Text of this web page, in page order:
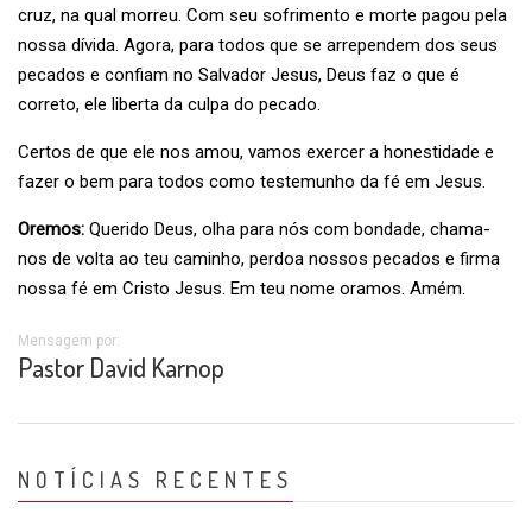
cruz, na qual morreu. Com seu sofrimento e morte pagou pela
nossa dívida. Agora, para todos que se arrependem dos seus
pecados e confiam no Salvador Jesus, Deus faz o que é
correto, ele liberta da culpa do pecado.
Certos de que ele nos amou, vamos exercer a honestidade e
fazer o bem para todos como testemunho da fé em Jesus.
Oremos: Querido Deus, olha para nós com bondade, chama-
nos de volta ao teu caminho, perdoa nossos pecados e firma
nossa fé em Cristo Jesus. Em teu nome oramos. Amém.
Mensagem por:
Pastor David Karnop
NOTÍCIAS RECENTES